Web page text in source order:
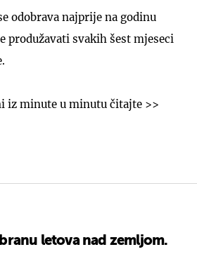
odobrava najprije na godinu
produžavati svakih šest mjeseci
iz minute u minutu čitajte >>
letova nad zemljom.